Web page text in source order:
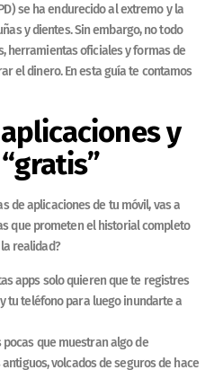
se ha endurecido al extremo y la
y dientes. Sin embargo, no todo
herramientas oficiales y formas de
el dinero. En esta guía te contamos
y
de aplicaciones de tu móvil, vas a
que prometen el historial completo
realidad?
apps solo quieren que te registres
tu teléfono para luego inundarte a
que muestran algo de
volcados de seguros de hace